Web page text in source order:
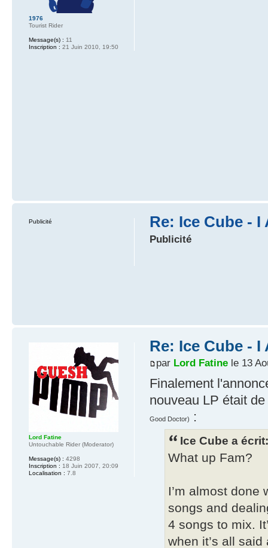
1976
Tourist Rider
Message(s) : 11
Inscription : 21 Juin 2010, 19:50
Re: Ice Cube - I
Publicité
Publicité
Re: Ice Cube - I
par Lord Fatine le 13
Finalement
nouveau LP était
Good Doctor) :
Ice Cube a écrit:
What up Fam?
I’m almost done
songs and
4 songs to mix.
when it’s all
Lord Fatine
Untouchable Rider (Moderator)
Message(s) : 4298
Inscription : 18 Juin 2007, 20:09
Localisation : 7.8